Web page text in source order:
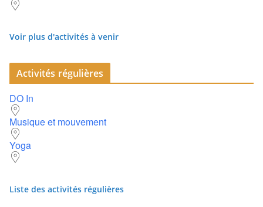
Voir plus d'activités à venir
Activités régulières
DO In
Musique et mouvement
Yoga
Liste des activités régulières